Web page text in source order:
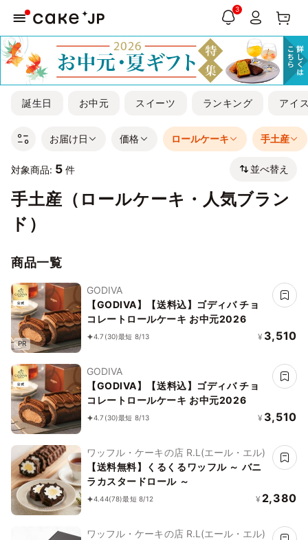
3
誕生日 お中元 スイーツ ランキング アイ
お届け日 価格 ロールケーキ 手土産
対象商品: 5 件 並べ替え
手土産（ロールケーキ・人気ブラン
ド）
商品一覧
PR
GODIVA
【GODIVA】【送料込】ゴディバ チョ
コレートロールケーキ お中元2026
4.7 (30)最短 8/13 ¥ 3,510
GODIVA
【GODIVA】【送料込】ゴディバ チョ
コレートロールケーキ お中元2026
4.7 (30)最短 8/13 ¥ 3,510
ワッフル・ケーキの店 R.L(エール・エル)
【送料無料】くるくるワッフル ～ バニ
ラカスタードロール ～
4.44(78)最短 8/12 ¥ 2,380
ワッフル・ケーキの店 R.L(エール・エル)